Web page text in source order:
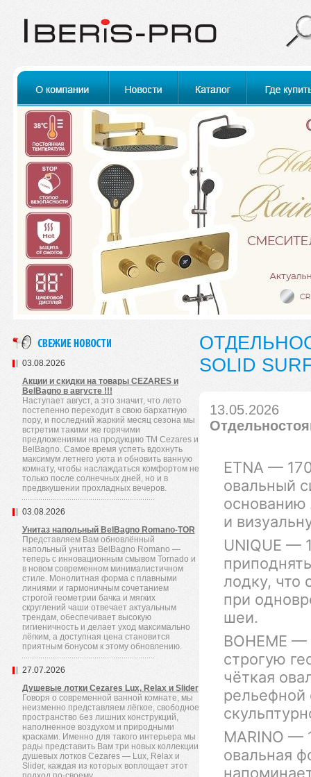
03.08.2026
Акции и скидки на товары CEZARES и
BelBagno в августе !!!
Наступает август, а это значит, что лето
постепенно переходит в свою бархатную
пору, и последний жаркий месяц сезона мы
встретим такими же горячими
предложениями на продукцию TM Cezares и
BelBagno. Самое время успеть вдохнуть
максимум летнего уюта и обновить ванную
комнату, чтобы наслаждаться комфортом не
только после солнечных дней, но и в
предвкушении прохладных вечеров.
03.08.2026
Унитаз напольный BelBagno Romano-TOR
Представляем Вам обновлённый
напольный унитаз BelBagno Romano —
теперь с инновационным смывом Tornado и
в новом современном минималистичном
стиле. Монолитная форма с плавными
линиями и гармоничным сочетанием
строгой геометрии бачка и мягких
скруглений чаши отвечает актуальным
трендам, обеспечивает высокую
гигиеничность и делает уход максимально
лёгким, а доступная цена становится
приятным бонусом к этому обновлению.
27.07.2026
Душевые лотки Cezares Lux, Relax и Slider
Говоря о современной ванной комнате, мы
неизменно представляем лёгкое, свободное
пространство без лишних конструкций,
наполненное воздухом и природными
красками. Именно для такого интерьера мы
рады представить Вам три новых коллекции
душевых лотков Cezares — Lux, Relax и
Slider, каждая из которых воплощает этот
SOLID
13.05.2026
ETNA —
овальный
основанию
и
UNIQUE —
лодку, что
при
шеи.
BOHEME
строгую
чёткая
рельефной
MARINO —
овальная